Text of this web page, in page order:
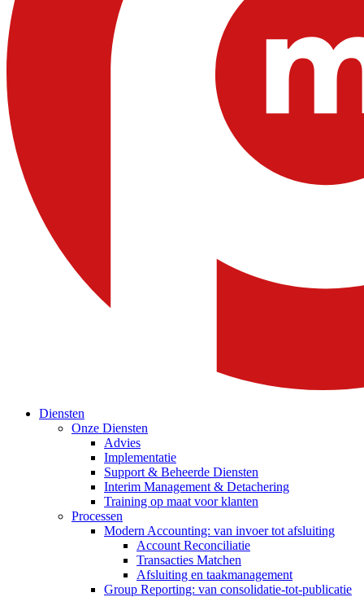
Diensten
Onze Diensten
Advies
Implementatie
Support & Beheerde Diensten
Interim Management & Detachering
Training op maat voor klanten
Processen
Modern Accounting: van invoer tot afsluiting
Account Reconciliatie
Transacties Matchen
Afsluiting en taakmanagement
Group Reporting: van consolidatie-tot-publicatie